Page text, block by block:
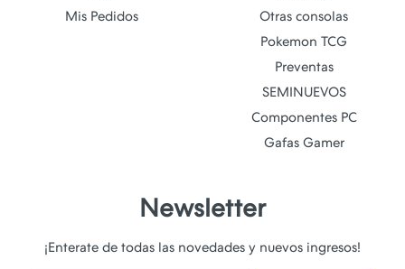
Mis Pedidos
Otras consolas
Pokemon TCG
Preventas
SEMINUEVOS
Componentes PC
Gafas Gamer
Newsletter
¡Enterate de todas las novedades y nuevos ingresos!